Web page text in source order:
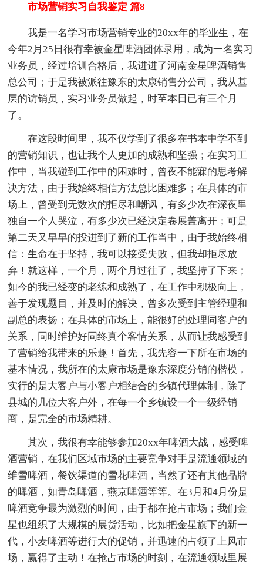
市场营销实习自我鉴定 篇8
我是一名学习市场营销专业的20xx年的毕业生，在
今年2月25日很有幸被金星啤酒团体录用，成为一名实习
业务员，经过培训合格后，我进进了河南金星啤酒销售
总公司；于是我被派往豫东的太康销售分公司，我从基
层的访销员，实习业务员做起，时至本日已有三个月
了。
在这段时间里，我不仅学到了很多在书本中学不到
的营销知识，也让我个人更加的成熟和坚强；在实习工
作中，当我碰到工作中的困难时，曾夜不能寐的思考解
决方法，由于我始终相信方法总比困难多；在具体的市
场上，曾受到无数次的拒尽和嘲讽，有多少次在深夜里
独自一个人哭泣，有多少次已经决定卷展盖离开；可是
第二天又早早的投进到了新的工作当中，由于我始终相
信：生命在于坚持，我可以接受失败，但我却拒尽放
弃！就这样，一个月，两个月过往了，我坚持了下来；
如今的我已经变的老练和成熟了，在工作中积极向上，
善于发现题目，并及时的解决，曾多次受到主管经理和
副总的表扬；在具体的市场上，能很好的处理同客户的
关系，同时维护好同终真个客情关系，从而让我感受到
了营销给我带来的乐趣！首先，我先容一下所在市场的
基本情况，我所在的太康市场是豫东深度分销的楷模，
实行的是大客户与小客户相结合的乡镇代理体制，除了
县城的几位大客户外，在每一个乡镇设一个一级经销
商，是完全的市场精耕。
其次，我很有幸能够参加20xx年啤酒大战，感受啤
酒营销，在我们区域市场的主要竞争对手是流通领域的
维雪啤酒，餐饮渠道的雪花啤酒，当然了还有其他品牌
的啤酒，如青岛啤酒，燕京啤酒等等。在3月和4月份是
啤酒竞争最为激烈的时间，由于都在抢占市场；我们金
星也组织了大规模的展货活动，比如把金星旗下的新一
代，小麦啤酒等进行大的促销，并迅速的占领了上风市
场，赢得了主动！在抢占市场的时刻，在流通领域里展